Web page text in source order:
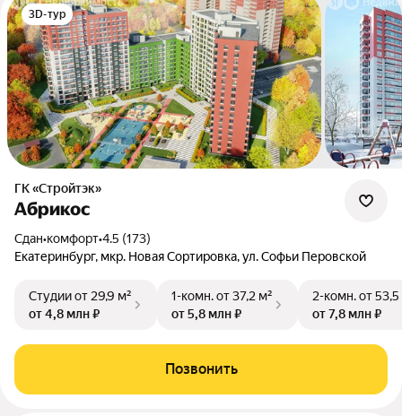
3D-тур
ГК «Стройтэк»
Абрикос
Сдан•комфорт•4.5 (173)
Екатеринбург, мкр. Новая Сортировка, ул. Софьи Перовской
Студииот 29,9 м²
от 4,8 млн ₽
1-комн.от 37,2 м²
от 5,8 млн ₽
2-комн.от 53,5
от 7,8 млн ₽
Позвонить